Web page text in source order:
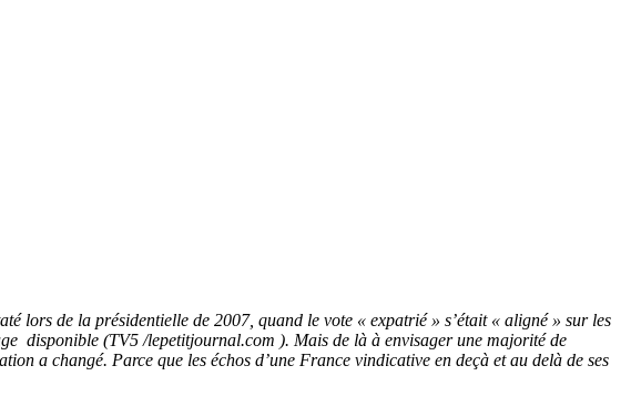
lors de la présidentielle de 2007, quand le vote « expatrié » s’était « aligné» sur les
disponible (TV5 /lepetitjournal.com ). Mais de là à envisager une majorité de
a changé. Parce que les échos d’une France vindicative en deçà et au delà de ses